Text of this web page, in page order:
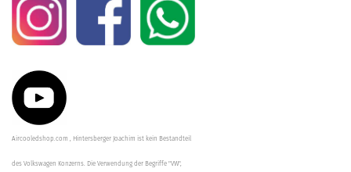
Aircooledshop.com , Hintersberger Joachim ist kein Bestandteil
des Volkswagen Konzerns. Die Verwendung der Begriffe "VW",